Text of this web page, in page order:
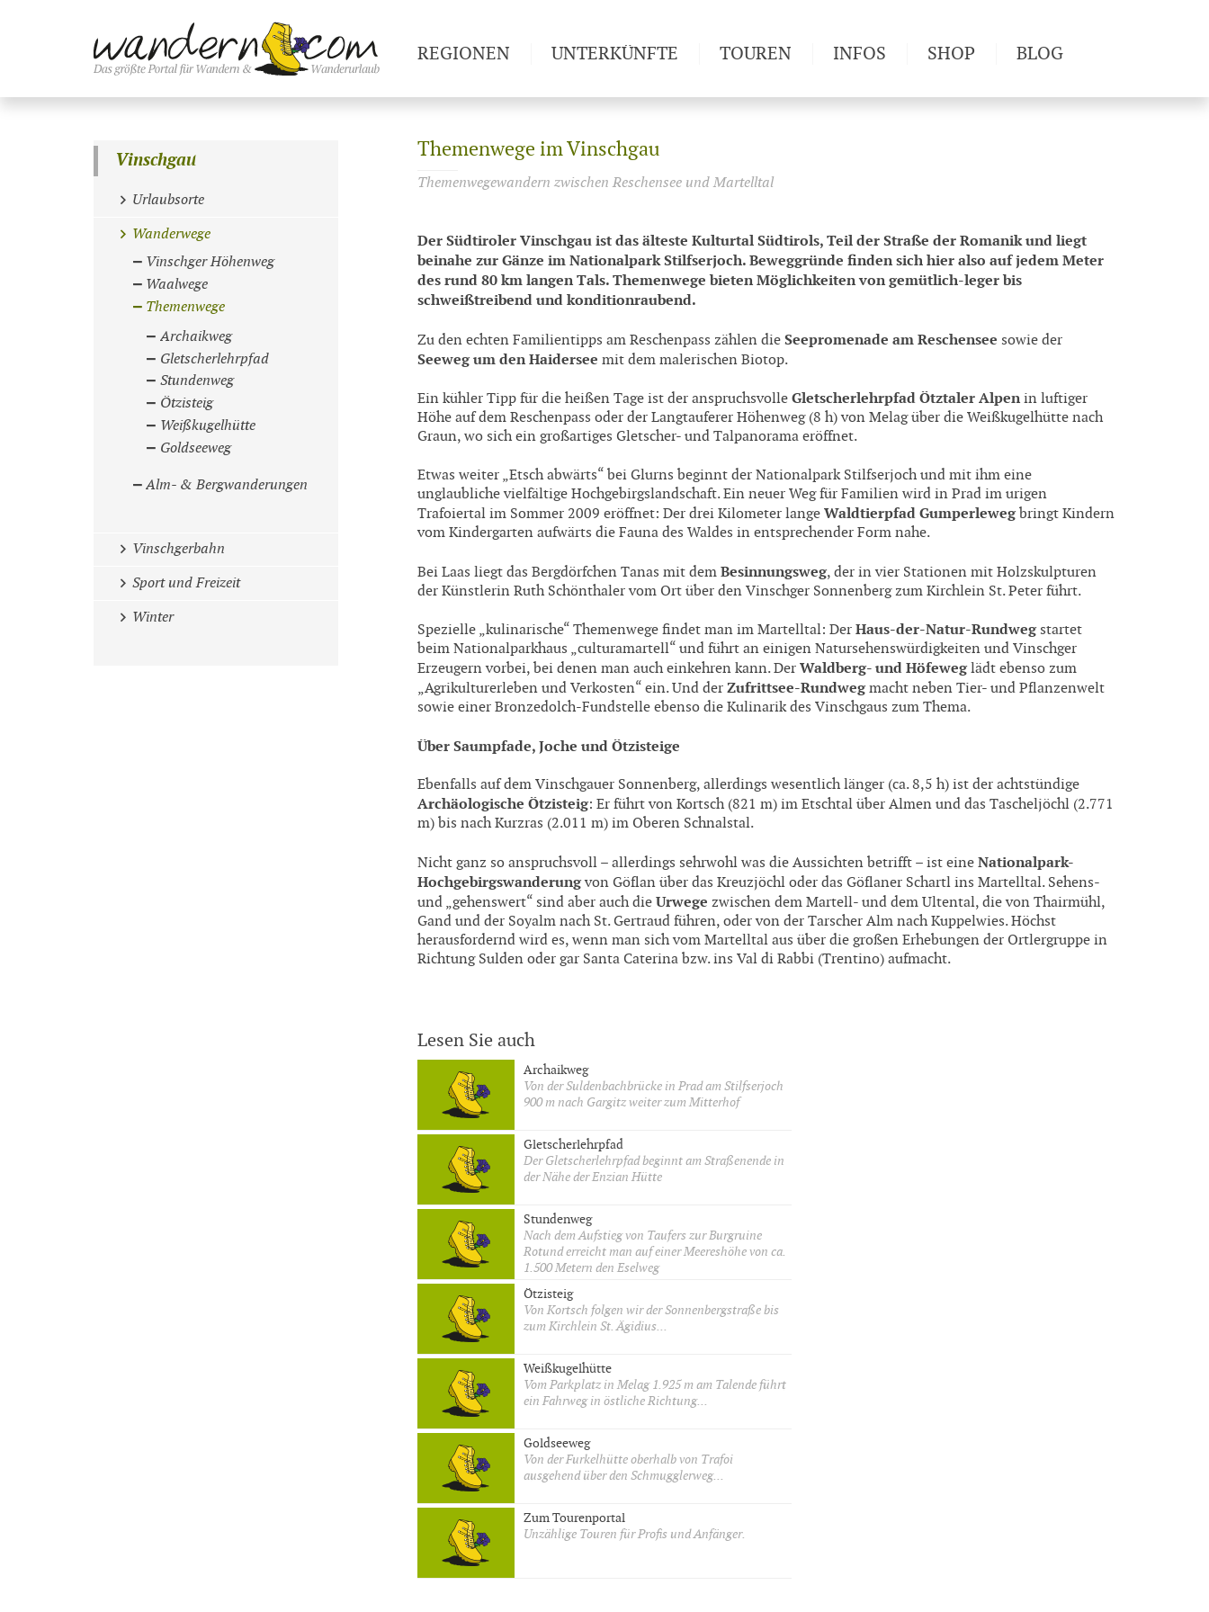
Themenwege im Vinschgau
Themenwegewandern zwischen Reschensee und Martelltal
Der Südtiroler Vinschgau ist das älteste Kulturtal Südtirols, Teil der Straße der Romanik und liegt
beinahe zur Gänze im Nationalpark Stilfserjoch. Beweggründe finden sich hier also auf jedem Meter
des rund 80 km langen Tals. Themenwege bieten Möglichkeiten von gemütlich-leger bis
schweißtreibend und konditionraubend.
Zu den echten Familientipps am Reschenpass zählen die Seepromenade am Reschensee sowie der
Seeweg um den Haidersee mit dem malerischen Biotop.
Ein kühler Tipp für die heißen Tage ist der anspruchsvolle Gletscherlehrpfad Ötztaler Alpen in luftiger
Höhe auf dem Reschenpass oder der Langtauferer Höhenweg (8 h) von Melag über die Weißkugelhütte nach
Graun, wo sich ein großartiges Gletscher- und Talpanorama eröffnet.
Etwas weiter „Etsch abwärts“ bei Glurns beginnt der Nationalpark Stilfserjoch und mit ihm eine
unglaubliche vielfältige Hochgebirgslandschaft. Ein neuer Weg für Familien wird in Prad im urigen
Trafoiertal im Sommer 2009 eröffnet: Der drei Kilometer lange Waldtierpfad Gumperlewegbringt Kindern
vom Kindergarten aufwärts die Fauna des Waldes in entsprechender Form nahe.
Bei Laas liegt das Bergdörfchen Tanas mit dem Besinnungsweg, der in vier Stationen mit Holzskulpturen
der Künstlerin Ruth Schönthaler vom Ort über den Vinschger Sonnenberg zum Kirchlein St. Peter führt.
Spezielle „kulinarische“ Themenwege findet man im Martelltal: Der Haus-der-Natur-Rundwegstartet
beim Nationalparkhaus „culturamartell“ und führt an einigen Natursehenswürdigkeiten und Vinschger
Erzeugern vorbei, bei denen man auch einkehren kann. Der Waldberg- und Höfeweglädt ebenso zum
„Agrikulturerleben und Verkosten“ ein. Und der Zufrittsee-Rundwegmacht neben Tier- und Pflanzenwelt
sowie einer Bronzedolch-Fundstelle ebenso die Kulinarik des Vinschgaus zum Thema.
Über Saumpfade, Joche und Ötzisteige
Ebenfalls auf dem Vinschgauer Sonnenberg, allerdings wesentlich länger (ca. 8,5 h) ist der achtstündige
Archäologische Ötzisteig: Er führt von Kortsch (821 m) im Etschtal über Almen und das Tascheljöchl (2.771
m) bis nach Kurzras (2.011 m) im Oberen Schnalstal.
Nicht ganz so anspruchsvoll – allerdings sehrwohl was die Aussichten betrifft – ist eine Nationalpark-
Hochgebirgswanderungvon Göflan über das Kreuzjöchl oder das Göflaner Schartl ins Martelltal. Sehens-
und „gehenswert“ sind aber auch die Urwege zwischen dem Martell- und dem Ultental, die von Thairmühl,
Gand und der Soyalm nach St. Gertraud führen, oder von der Tarscher Alm nach Kuppelwies. Höchst
herausfordernd wird es, wenn man sich vom Martelltal aus über die großen Erhebungen der Ortlergruppe in
Richtung Sulden oder gar Santa Caterina bzw. ins Val di Rabbi (Trentino) aufmacht.
Lesen Sie auch
Archaikweg
Von der Suldenbachbrücke in Prad am Stilfserjoch
900 m nach Gargitz weiter zum Mitterhof
Gletscherlehrpfad
Der Gletscherlehrpfad beginnt am Straßenende in
der Nähe der Enzian Hütte
Stundenweg
Nach dem Aufstieg von Taufers zur Burgruine
Rotund erreicht man auf einer Meereshöhe von ca.
1.500 Metern den Eselweg
Ötzisteig
Von Kortsch folgen wir der Sonnenbergstraße bis
zum Kirchlein St. Ägidius...
Weißkugelhütte
Vom Parkplatz in Melag 1.925 m am Talende führt
ein Fahrweg in östliche Richtung...
Goldseeweg
Von der Furkelhütte oberhalb von Trafoi
ausgehend über den Schmugglerweg...
Zum Tourenportal
Unzählige Touren für Profis und Anfänger.
Vinschgau
Urlaubsorte
Wanderwege
Vinschger Höhenweg
Waalwege
Themenwege
Archaikweg
Gletscherlehrpfad
Stundenweg
Ötzisteig
Weißkugelhütte
Goldseeweg
Alm- & Bergwanderungen
Vinschgerbahn
Sport und Freizeit
Winter
REGIONEN UNTERKÜNFTE TOUREN INFOS
Newsletter
SHOP BLOG